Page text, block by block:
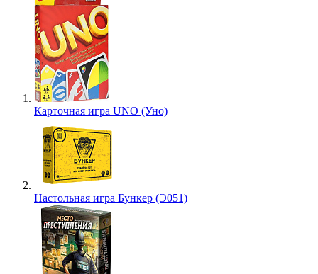
Карточная игра UNO (Уно)
Настольная игра Бункер (Э051)